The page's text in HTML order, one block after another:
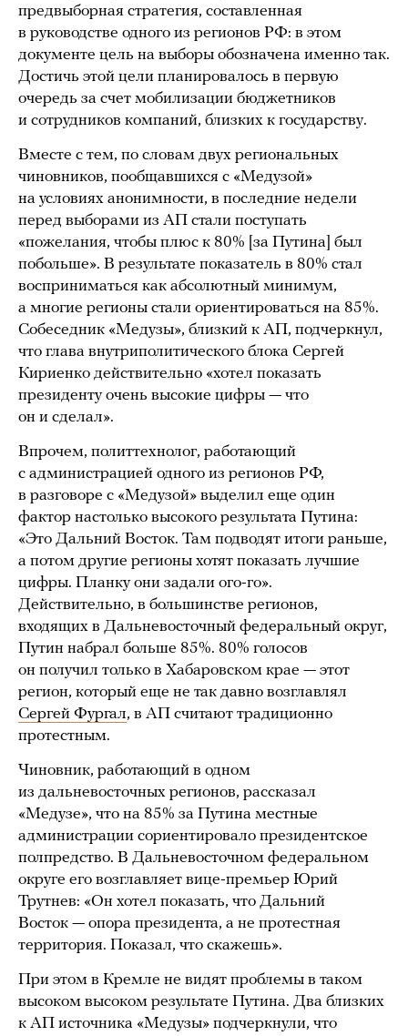
предвыборная стратегия, составленная
в руководстве одного из регионов РФ: в этом
документе цель на выборы обозначена именно так.
Достичь этой цели планировалось в первую
очередь за счет мобилизации бюджетников
и сотрудников компаний, близких к государству.
Вместе с тем, по словам двух региональных
чиновников, пообщавшихся с «Медузой»
на условиях анонимности, в последние недели
перед выборами из АП стали поступать
«пожелания, чтобы плюс к 80% [за Путина] был
побольше». В результате показатель в 80% стал
восприниматься как абсолютный минимум,
а многие регионы стали ориентироваться на 85%.
Собеседник «Медузы», близкий к АП, подчеркнул,
что глава внутриполитического блока Сергей
Кириенко действительно «хотел показать
президенту очень высокие цифры — что
он и сделал».
Впрочем, политтехнолог, работающий
с администрацией одного из регионов РФ,
в разговоре с «Медузой» выделил еще один
фактор настолько высокого результата Путина:
«Это Дальний Восток. Там подводят итоги раньше,
а потом другие регионы хотят показать лучшие
цифры. Планку они задали ого-го».
Действительно, в большинстве регионов,
входящих в Дальневосточный федеральный округ,
Путин набрал больше 85%. 80% голосов
он получил только в Хабаровском крае — этот
регион, который еще не так давно возглавлял
Сергей Фургал, в АП считают традиционно
протестным.
Чиновник, работающий в одном
из дальневосточных регионов, рассказал
«Медузе», что на 85% за Путина местные
администрации сориентировало президентское
полпредство. В Дальневосточном федеральном
округе его возглавляет вице-премьер Юрий
Трутнев: «Он хотел показать, что Дальний
Восток — опора президента, а не протестная
территория. Показал, что скажешь».
При этом в Кремле не видят проблемы в таком
высоком высоком результате Путина. Два близких
к АП источника «Медузы» подчеркнули, что